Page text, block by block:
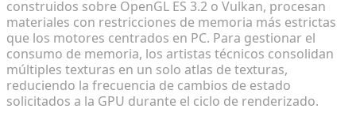
construidos sobre OpenGL ES 3.2 o Vulkan, procesan
materiales con restricciones de memoria más estrictas
que los motores centrados en PC. Para gestionar el
consumo de memoria, los artistas técnicos consolidan
múltiples texturas en un solo atlas de texturas,
reduciendo la frecuencia de cambios de estado
solicitados a la GPU durante el ciclo de renderizado.